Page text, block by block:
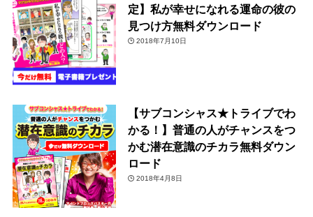
定】私が幸せになれる運命の彼の
見つけ方無料ダウンロード
2018年7月10日
【サブコンシャス★トライブでわ
かる！】普通の人がチャンスをつ
かむ潜在意識のチカラ無料ダウン
ロード
2018年4月8日